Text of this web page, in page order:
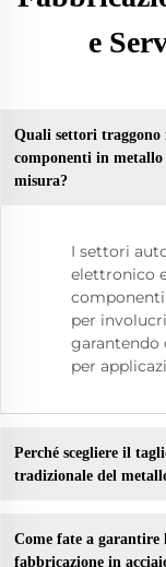
e
Quali settori traggono
componenti in
misura?
I settori
elettronico
per
garantendo
per
Perché scegliere il
tradizionale del
Come fate a
fabbricazione in